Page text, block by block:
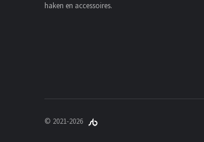
haken en accessoires.
© 2021-2026